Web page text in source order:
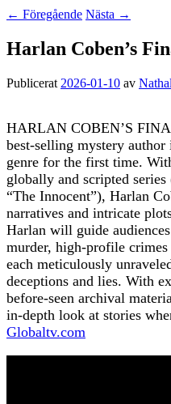
← Föregående Nästa →
Harlan Coben’s
Publicerat 2026-01-10 av
HARLAN COBEN’S
best-selling mystery
genre for the first time.
globally and scripted
“The Innocent”), Harlan
narratives and intricate
Harlan will guide
murder, high-profile
each meticulously
deceptions and lies. With
before-seen archival
in-depth look at stories
Globaltv.com